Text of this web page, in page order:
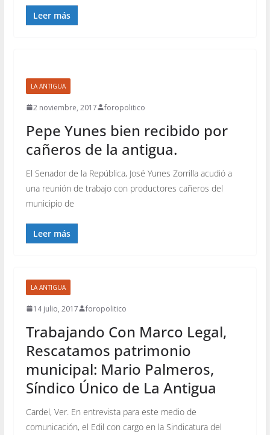
Leer más
LA ANTIGUA
2 noviembre, 2017 foropolitico
Pepe Yunes bien recibido por
cañeros de la antigua.
El Senador de la República, José Yunes Zorrilla acudió a
una reunión de trabajo con productores cañeros del
municipio de
Leer más
LA ANTIGUA
14 julio, 2017 foropolitico
Trabajando Con Marco Legal,
Rescatamos patrimonio
municipal: Mario Palmeros,
Síndico Único de La Antigua
Cardel, Ver. En entrevista para este medio de
comunicación, el Edil con cargo en la Sindicatura del